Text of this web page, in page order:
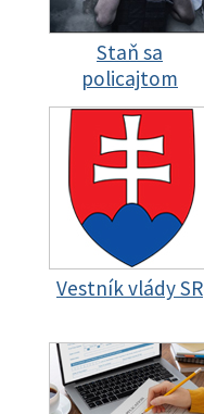
Staň sa
policajtom
Vestník vlády SR